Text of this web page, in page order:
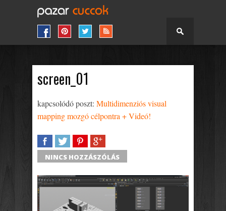
screen_01
kapcsolódó poszt: Multidimenziós visual
mapping mozgó célpontra + Videó!
SHARETWEETSHARESHARE
NINCS HOZZÁSZÓLÁS